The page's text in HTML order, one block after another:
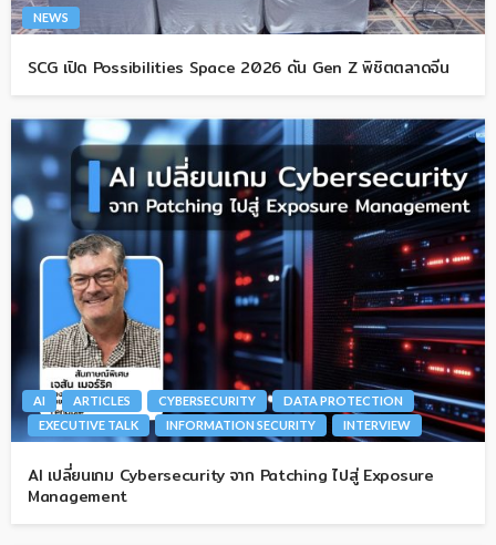
NEWS
SCG เปิด Possibilities Space 2026 ดัน Gen Z พิชิตตลาดจีน
AI ARTICLES CYBERSECURITY
DATA PROTECTION
EXECUTIVE TALK
INFORMATION SECURITY INTERVIEW
AI เปลี่ยนเกม Cybersecurity จาก Patching ไปสู่ Exposure
Management